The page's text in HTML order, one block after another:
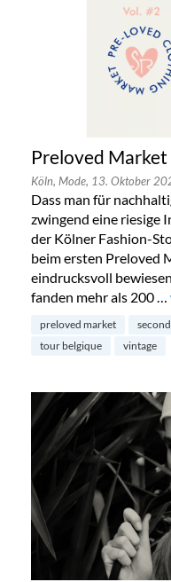
Preloved
Köln, Mode, 13. Oktober
Dass man für
zwingend eine
der Kölner Fashion-
beim ersten Preloved
eindrucksvoll
fanden mehr als 200 …
preloved market
tour belgique
vintage